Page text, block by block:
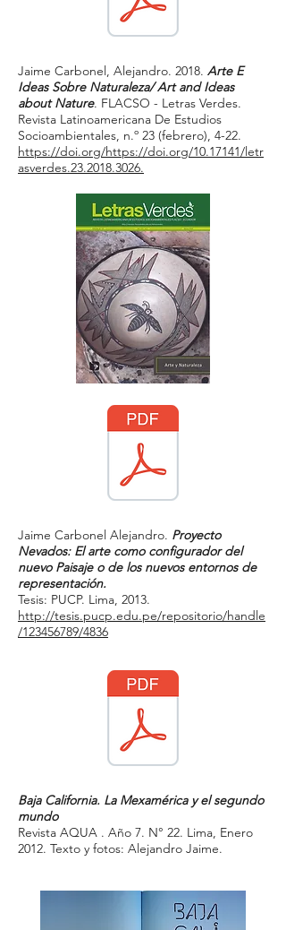
Jaime Carbonel, Alejandro. 2018. Arte E
Ideas Sobre Naturaleza/ Art and Ideas
about Nature. FLACSO - Letras Verdes.
Revista Latinoamericana De Estudios
Socioambientales, n.º 23 (febrero), 4-22.
https://doi.org/https://doi.org/10.17141/letr
asverdes.23.2018.3026.
Jaime Carbonel Alejandro. Proyecto
Nevados: El arte como configurador del
nuevo Paisaje o de los nuevos entornos de
representación.
Tesis: PUCP. Lima, 2013.
http://tesis.pucp.edu.pe/repositorio/handle
/123456789/4836
Baja California. La Mexamérica y el segundo
mundo
Revista AQUA . Año 7. N° 22. Lima, Enero
2012. Texto y fotos: Alejandro Jaime.